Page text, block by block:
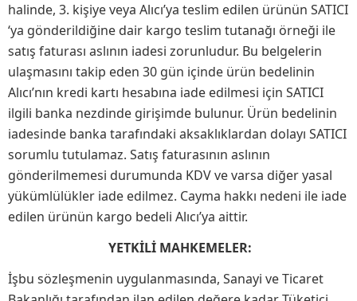
halinde, 3. kişiye veya Alıcı’ya teslim edilen ürünün SATICI
‘ya gönderildiğine dair kargo teslim tutanağı örneği ile
satış faturası aslının iadesi zorunludur. Bu belgelerin
ulaşmasını takip eden 30 gün içinde ürün bedelinin
Alıcı’nın kredi kartı hesabına iade edilmesi için SATICI
ilgili banka nezdinde girişimde bulunur. Ürün bedelinin
iadesinde banka tarafındaki aksaklıklardan dolayı SATICI
sorumlu tutulamaz. Satış faturasının aslının
gönderilmemesi durumunda KDV ve varsa diğer yasal
yükümlülükler iade edilmez. Cayma hakkı nedeni ile iade
edilen ürünün kargo bedeli Alıcı’ya aittir.
YETKİLİ MAHKEMELER:
İşbu sözleşmenin uygulanmasında, Sanayi ve Ticaret